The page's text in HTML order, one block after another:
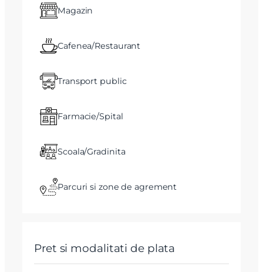
Magazin
Cafenea/Restaurant
Transport public
Farmacie/Spital
Scoala/Gradinita
Parcuri si zone de agrement
Pret si modalitati de plata